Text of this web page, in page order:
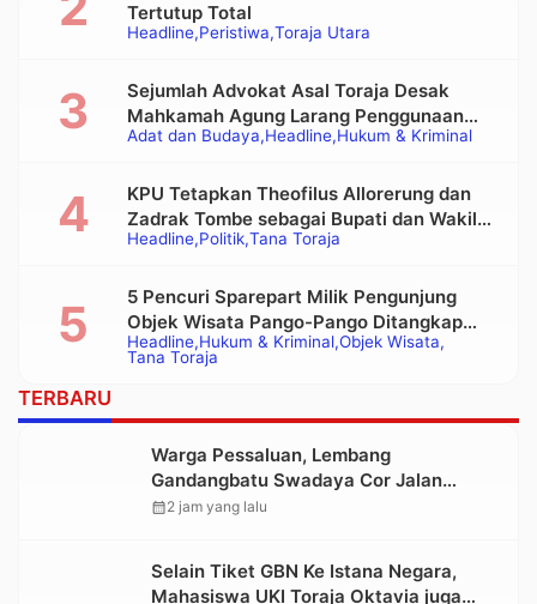
Headline Peristiwa Toraja Utara
Tertutup Total
Adat dan Budaya Headline Hukum & Kriminal
Sejumlah Advokat Asal Toraja Desak
Mahkamah Agung Larang Penggunaan
Alat Berat pada Eksekusi Rumah Adat
Headline Politik Tana Toraja
KPU Tetapkan Theofilus Allorerung dan
Zadrak Tombe sebagai Bupati dan Wakil
Bupati Tana Toraja Terpilih
Headline Hukum & Kriminal Objek Wisata
Tana Toraja
5 Pencuri Sparepart Milik Pengunjung
Objek Wisata Pango-Pango Ditangkap
Polisi
TERBARU
Warga Pessaluan, Lembang
Gandangbatu Swadaya Cor Jalan
Kabupaten
calendar_month2 jam yang lalu
Selain Tiket GBN Ke Istana Negara,
Mahasiswa UKI Toraja Oktavia juga